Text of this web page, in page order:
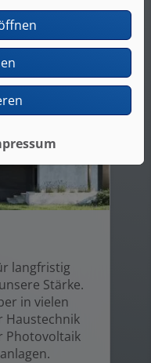
langfristig
Stärke.
in vielen
Haustechnik
Photovoltaik